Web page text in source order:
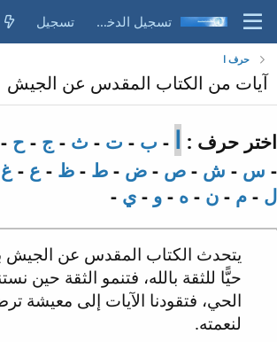
تسجيل الدخول تسجيل
حرف ا
آيات من الكتاب المقدس عن الجيش
اختر حرف : ا - ب - ت - ث - ج - ح -
- س - ش - ص - ض - ط - ظ - ع - غ
ل - م - ن - ه - و - ي -
يتحدث الكتاب المقدس عن الجيش
حيًّا للثقة بالله، فتنمو الثقة حين
الحي، فتقودنا الآيات إلى معيشة
لنعمته.